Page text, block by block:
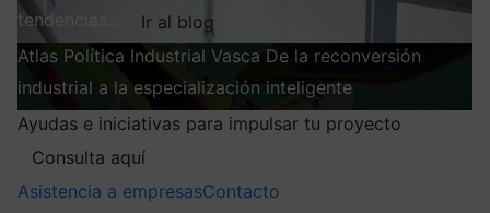
tendencias…
Ir al blog
Atlas Política Industrial Vasca De la reconversión
industrial a la especialización inteligente
Ayudas e iniciativas para impulsar tu proyecto
Consulta aquí
Asistencia a empresasContacto